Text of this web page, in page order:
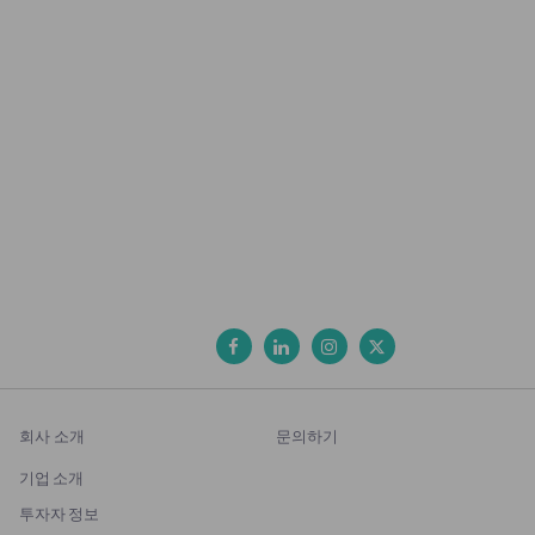
회사 소개
기업 소개
투자자 정보
문의하기